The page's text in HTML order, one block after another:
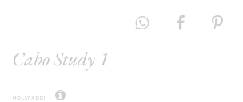
Cabo Study 1
holly addi